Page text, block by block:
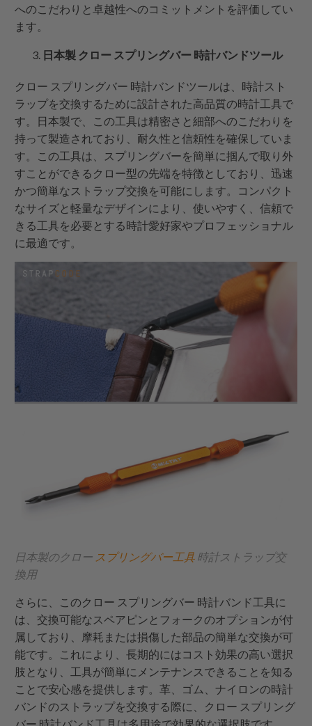
へのこだわりと卓越性へのコミットメントを評価してい
ます。
日本製 クロー スプリングバー 時計バンドツール
クロー スプリングバー 時計バンドツールは、時計スト
ラップを交換するために設計された高品質の時計工具で
す。日本製で、この工具は精密さと細部へのこだわりを
持って製造されており、耐久性と信頼性を確保していま
す。この工具は、スプリングバーを簡単に掴んで取り外
すことができるクロー型の先端を特徴としており、迅速
かつ簡単なストラップ交換を可能にします。コンパクト
なサイズと軽量なデザインにより、使いやすく、信頼で
きる工具を必要とする時計愛好家やプロフェッショナル
に最適です。
日本製のクロー スプリングバー工具 時計ストラップ交
換用
さらに、このクロー スプリングバー 時計バンド工具に
は、交換可能なスペアピンとフォークのオプションが付
属しており、摩耗または損傷した部品の簡単な交換が可
能です。これにより、長期的にはコスト効果の高い選択
肢となり、工具が簡単にメンテナンスできることを知る
ことで安心感を提供します。革、ゴム、ナイロンの時計
バンドのストラップを交換する際に、クロー スプリング